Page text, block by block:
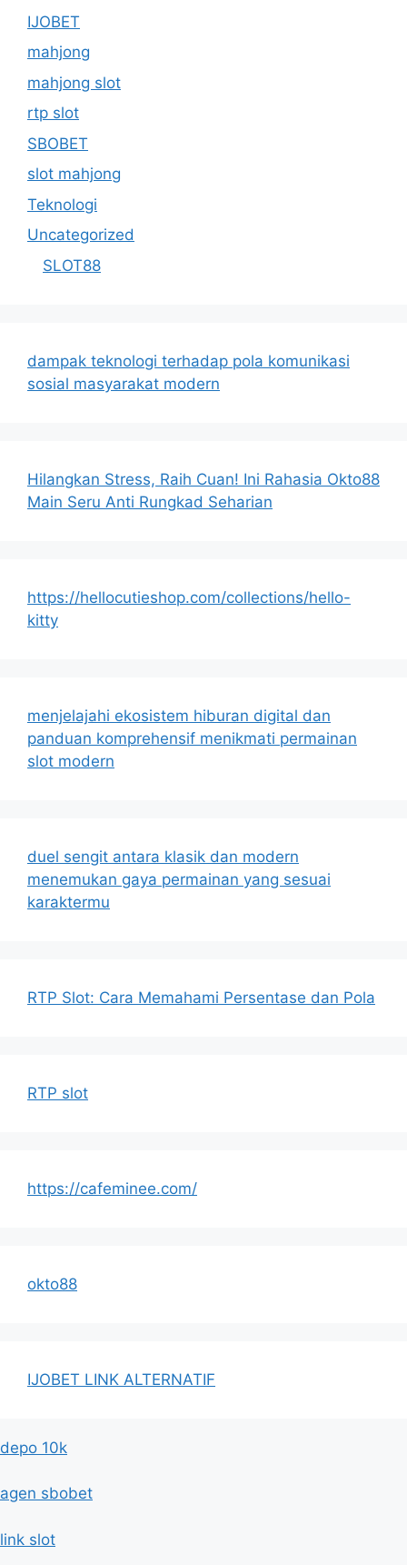
IJOBET
mahjong
mahjong slot
rtp slot
SBOBET
slot mahjong
Teknologi
Uncategorized
SLOT88
dampak teknologi terhadap pola komunikasi
sosial masyarakat modern
Hilangkan Stress, Raih Cuan! Ini Rahasia Okto88
Main Seru Anti Rungkad Seharian
https://hellocutieshop.com/collections/hello-
kitty
menjelajahi ekosistem hiburan digital dan
panduan komprehensif menikmati permainan
slot modern
duel sengit antara klasik dan modern
menemukan gaya permainan yang sesuai
karaktermu
RTP Slot: Cara Memahami Persentase dan Pola
RTP slot
https://cafeminee.com/
okto88
IJOBET LINK ALTERNATIF
depo 10k
agen sbobet
link slot